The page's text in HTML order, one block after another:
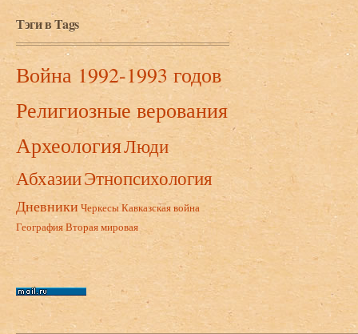
Тэги в Tags
Война 1992-1993 годов
Религиозные верования
АрхеологияЛюди
АбхазииЭтнопсихология
Дневники ЧеркесыКавказская война
ГеографияВторая мировая